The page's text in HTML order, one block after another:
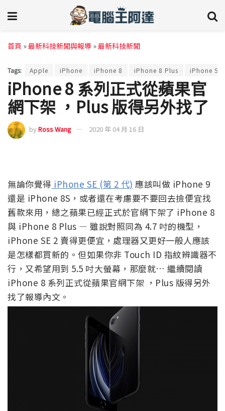
首頁 »最新科技新聞與報導 »最新科技新聞
Tags: Apple iPhone iPhone 8 iPhone 8 Plus iPhone SE
iPhone 8 系列正式從蘋果官
網下架 ，Plus 版得另外找了
byRoss Wang 2020 年 04 月 16 日
無論你覺得 iPhone SE (第 2 代) 應該叫做 iPhone 9
還是 iPhone 8S，或者還在考慮要不要回去撿便宜找
舊款來用，總之蘋果已經正式於官網下架了 iPhone 8
與 iPhone 8 Plus — 雖說對照同為 4.7 吋的機型，
iPhone SE 2 賣得更便宜，處理器又更好一般人應該
是怎樣都買新的。但如果你非 Touch ID 指紋辨識器不
行，又希望用到 5.5 吋大螢幕，那麼就… 繼續閱讀
iPhone 8 系列正式從蘋果官網下架 ，Plus 版得另外
找了報導內文。